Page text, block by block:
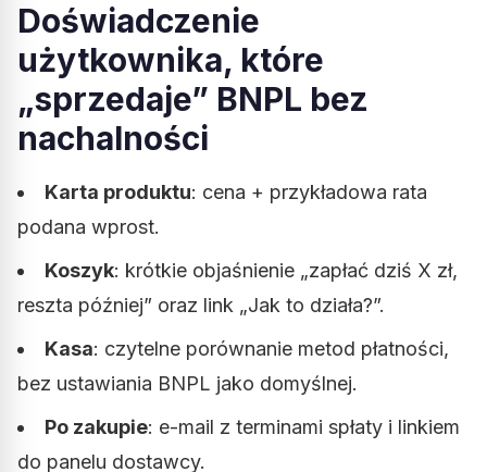
Doświadczenie
użytkownika, które
„sprzedaje” BNPL bez
nachalności
Karta produktu: cena + przykładowa rata
podana wprost.
Koszyk: krótkie objaśnienie „zapłać dziś X zł,
reszta później” oraz link „Jak to działa?”.
Kasa: czytelne porównanie metod płatności,
bez ustawiania BNPL jako domyślnej.
Po zakupie: e-mail z terminami spłaty i linkiem
do panelu dostawcy.